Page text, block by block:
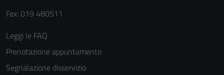
Fax: 019 480511
Leggi le FAQ
Prenotazione appuntamento
Segnalazione disservizio